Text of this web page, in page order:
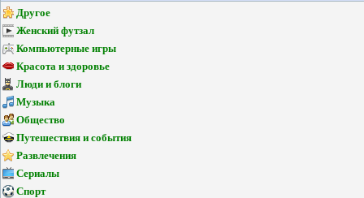
Другое
Женский футзал
Компьютерные игры
Красота и здоровье
Люди и блоги
Музыка
Общество
Путешествия и события
Развлечения
Сериалы
Спорт